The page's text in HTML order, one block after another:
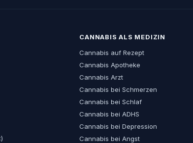
CANNABIS ALS MEDIZIN
Cannabis auf Rezept
Cannabis Apotheke
Cannabis Arzt
Cannabis bei Schmerzen
Cannabis bei Schlaf
Cannabis bei ADHS
Cannabis bei Depression
Cannabis bei Angst